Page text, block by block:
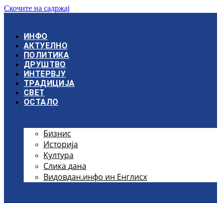
Скочите на садржај
ИНФО
АКТУЕЛНО
ПОЛИТИКА
ДРУШТВО
ИНТЕРВЈУ
ТРАДИЦИЈА
СВЕТ
ОСТАЛО
Бизнис
Историја
Култура
Слика дана
Видовдан.инфо ин Енглисх